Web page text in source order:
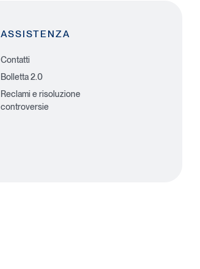
ASSISTENZA
Contatti
Bolletta 2.0
Reclami e risoluzione
controversie